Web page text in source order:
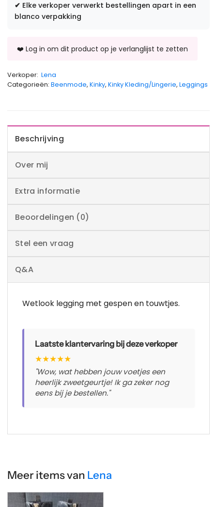
✔ Elke verkoper verwerkt bestellingen apart in een
blanco verpakking
Verkoper: Lena
Categorieën: Beenmode, Kinky, Kinky Kleding/Lingerie, Leggings
Beschrijving
Over mij
Extra informatie
Beoordelingen (0)
Stel een vraag
Q&A
Wetlook legging met gespen en touwtjes.
Laatste klantervaring bij deze verkoper
★★★★★
"Wow, wat hebben jouw voetjes een
heerlijk zweetgeurtje! Ik ga zeker nog
eens bij je bestellen."
Meer items van Lena